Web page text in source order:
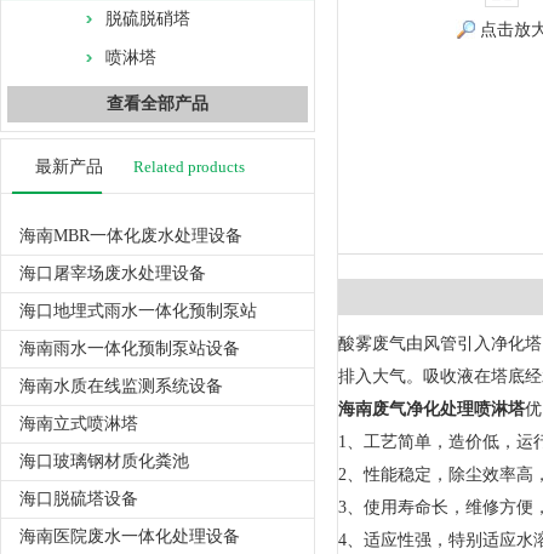
脱硫脱硝塔
喷淋塔
查看全部产品
最新产品 Related products
海南MBR一体化废水处理设备
海口屠宰场废水处理设备
海口地埋式雨水一体化预制泵站
海南雨水一体化预制泵站设备
海南水质在线监测系统设备
海南立式喷淋塔
海口玻璃钢材质化粪池
海口脱硫塔设备
海南医院废水一体化处理设备
点击放
酸雾废气由风管引入净化
排入大气。吸收液在塔底
海南废气净化处理喷淋塔
1、工艺简单，造价低，运
2、性能稳定，除尘效率高
3、使用寿命长，维修方便
4、适应性强，特别适应水